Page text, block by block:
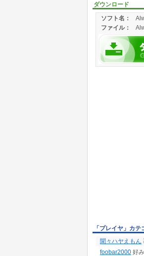
ダウンロード
ソフト名：
ファイル：
「プレイヤ」カ
聞々ハヤえもん
foobar2000 好